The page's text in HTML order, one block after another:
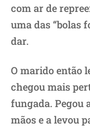
com ar de
uma das “bolas
dar.
O marido então
chegou mais
fungada. Pegou
mãos e a levou